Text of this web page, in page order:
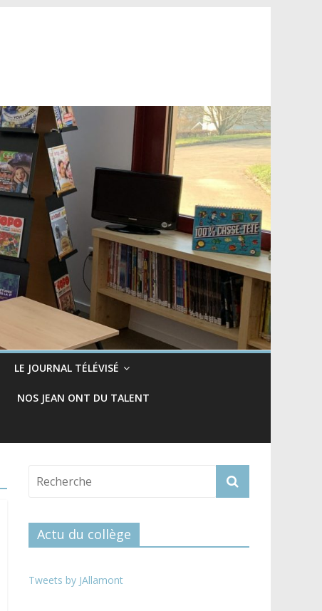
LE JOURNAL TÉLÉVISÉ
NOS JEAN ONT DU TALENT
Actu du collège
Tweets by JAllamont